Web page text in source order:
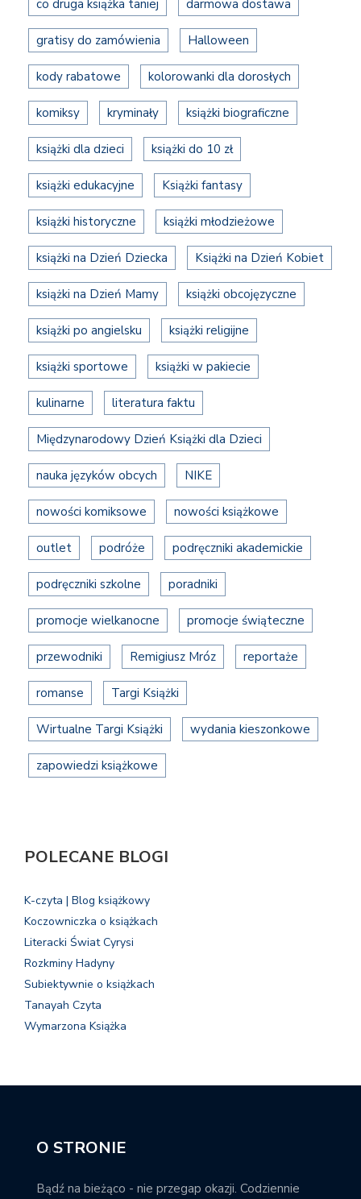
co druga książka taniej darmowa dostawa
gratisy do zamówienia Halloween
kody rabatowe kolorowanki dla dorosłych
komiksy kryminały książki biograficzne
książki dla dzieci książki do 10 zł
książki edukacyjne Książki fantasy
książki historyczne książki młodzieżowe
książki na Dzień Dziecka Książki na Dzień Kobiet
książki na Dzień Mamy książki obcojęzyczne
książki po angielsku książki religijne
książki sportowe książki w pakiecie
kulinarne literatura faktu
Międzynarodowy Dzień Książki dla Dzieci
nauka języków obcych NIKE
nowości komiksowe nowości książkowe
outlet podróże podręczniki akademickie
podręczniki szkolne poradniki
promocje wielkanocne promocje świąteczne
przewodniki Remigiusz Mróz reportaże
romanse Targi Książki
Wirtualne Targi Książki wydania kieszonkowe
zapowiedzi książkowe
POLECANE BLOGI
K-czyta | Blog książkowy
Koczowniczka o książkach
Literacki Świat Cyrysi
Rozkminy Hadyny
Subiektywnie o książkach
Tanayah Czyta
Wymarzona Książka
O STRONIE
Bądź na bieżąco - nie przegap okazji. Codziennie